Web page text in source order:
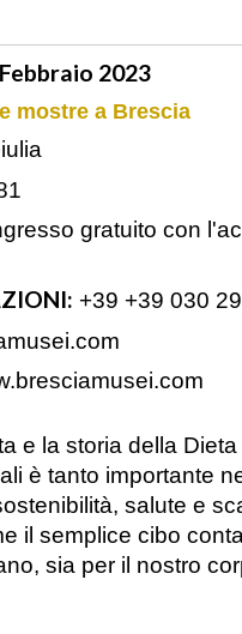
2023
mostre a Brescia
gratuito con
+39 +39 030
e la storia della
è tanto importante
salute e
il semplice cibo
sia per il nostro